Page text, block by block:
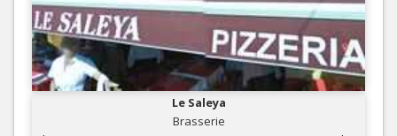
Le Saleya
Brasserie